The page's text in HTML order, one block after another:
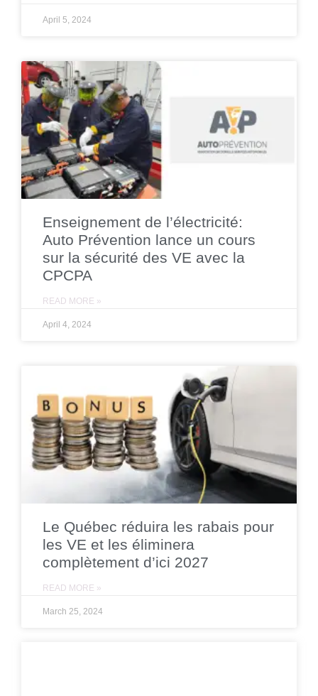
April 5, 2024
Enseignement de l’électricité:
Auto Prévention lance un cours
sur la sécurité des VE avec la
CPCPA
READ MORE »
April 4, 2024
Le Québec réduira les rabais pour
les VE et les éliminera
complètement d’ici 2027
READ MORE »
March 25, 2024